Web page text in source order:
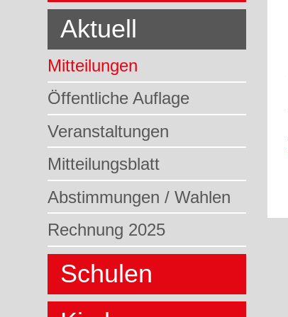
Aktuell
Mitteilungen
Öffentliche Auflage
Veranstaltungen
Mitteilungsblatt
Abstimmungen / Wahlen
Rechnung 2025
Schulen